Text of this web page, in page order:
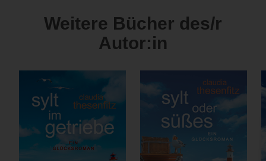
Weitere Bücher des/r
Autor:in